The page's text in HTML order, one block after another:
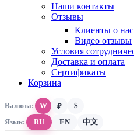
Наши контакты
Отзывы
Клиенты о нас
Видео отзывы
Условия
Доставка и оплата
Сертификаты
Корзина
Валюта: ₩ ₽
$
Язык:
RU EN 中文